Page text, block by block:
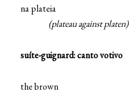
na plateia
(plateau against platen)
suíte-guignard: canto votivo
the brown